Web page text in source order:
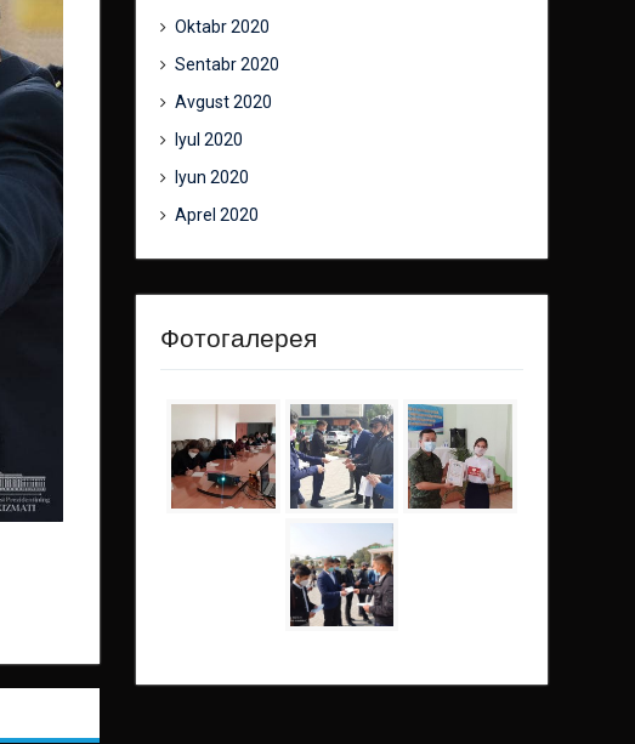
Oktabr 2020
Sentabr 2020
Avgust 2020
Iyul 2020
Iyun 2020
Aprel 2020
Фотогалерея